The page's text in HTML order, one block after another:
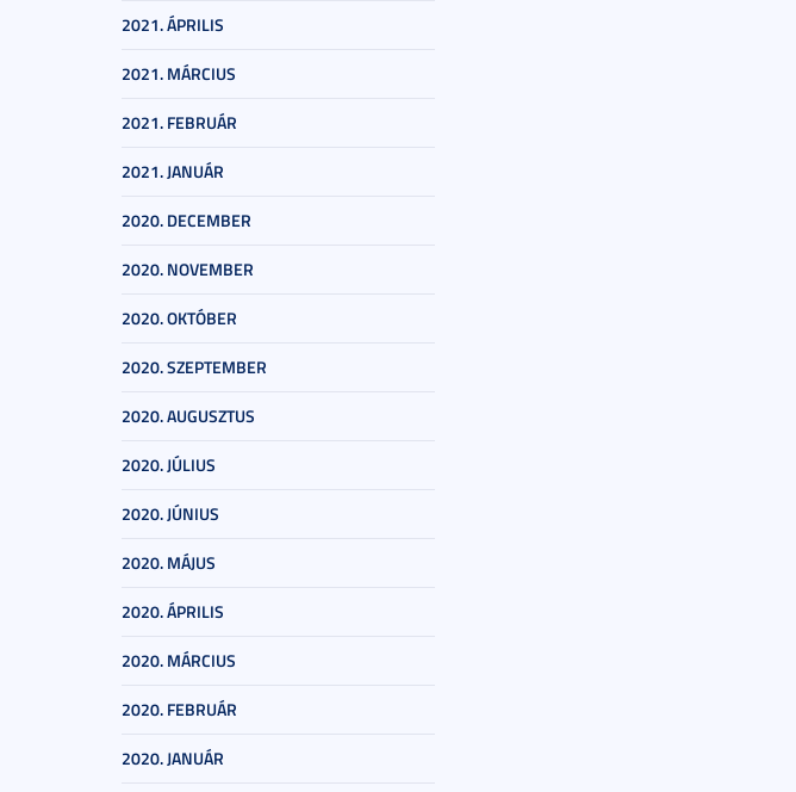
2021. ÁPRILIS
2021. MÁRCIUS
2021. FEBRUÁR
2021. JANUÁR
2020. DECEMBER
2020. NOVEMBER
2020. OKTÓBER
2020. SZEPTEMBER
2020. AUGUSZTUS
2020. JÚLIUS
2020. JÚNIUS
2020. MÁJUS
2020. ÁPRILIS
2020. MÁRCIUS
2020. FEBRUÁR
2020. JANUÁR